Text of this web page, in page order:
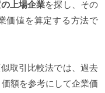
上場企業を探し、その
価値を算定する方法で
取引比較法では、過去
額を参考にして企業価